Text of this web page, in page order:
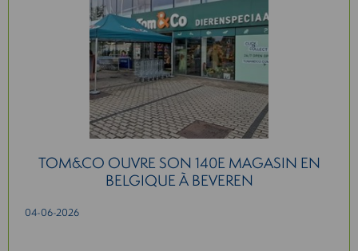
TOM&CO OUVRE SON 140E MAGASIN EN
BELGIQUE À BEVEREN
04-06-2026